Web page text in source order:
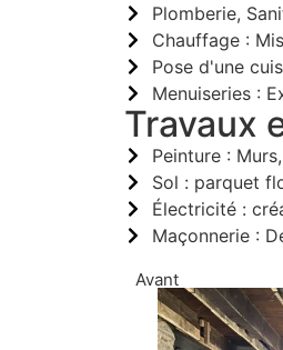
Plomberie,
Chauffage :
Pose d'une
Menuiseries :
Travaux
Peinture :
Sol : parquet
Électricité :
Maçonnerie :
Avant